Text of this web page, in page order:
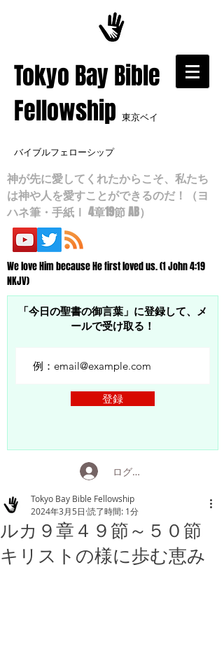
​Tokyo Bay Bible
Fellowship 東京ベイ
バイブルフェローシップ
神が先に愛してくれたからこそ、私たち
は神や人を愛すことができるのだ！（ヨ
ハネ筆・手紙Ⅰ 4章19節 AB）
We love Him because He first loved us. (1 John 4:19
NKJV)
「今日の聖書の御言葉」に登録して、メ
ールで受け取る！
登録
ログイン
ルカ９章４９節～５０節
キリストの様に歩む恵み
Tokyo Bay Bible Fellowship
2024年3月5日 読了時間: 1分